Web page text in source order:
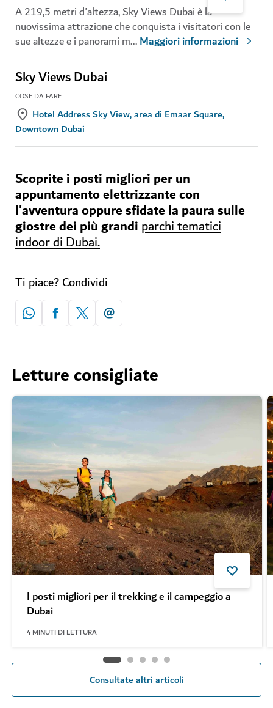
A 219,5 metri d'altezza, Sky Views Dubai è la
nuovissima attrazione che conquista i visitatori con le
sue altezze e i panorami m...Maggiori informazioni
Sky Views Dubai
COSE DA FARE
Hotel Address Sky View, area di Emaar Square,
Downtown Dubai
Scoprite i posti migliori per un
appuntamento elettrizzante con
l'avventura oppure sfidate la paura sulle
giostre dei più grandi parchi tematici
indoor di Dubai.
Ti piace? Condividi
Letture consigliate
I posti migliori per il trekking e il campeggio a
Dubai
4 MINUTI DI LETTURA
Consultate altri articoli